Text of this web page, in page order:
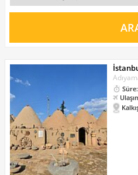
Süre: